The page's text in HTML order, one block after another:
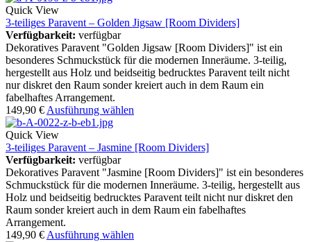
Quick View
3-teiliges Paravent – Golden Jigsaw [Room Dividers]
Verfügbarkeit: verfügbar
Dekoratives Paravent "Golden Jigsaw [Room Dividers]" ist ein
besonderes Schmuckstück für die modernen Inneräume. 3-teilig,
hergestellt aus Holz und beidseitig bedrucktes Paravent teilt nicht
nur diskret den Raum sonder kreiert auch in dem Raum ein
fabelhaftes Arrangement.
149,90 € Ausführung wählen
Quick View
3-teiliges Paravent – Jasmine [Room Dividers]
Verfügbarkeit: verfügbar
Dekoratives Paravent "Jasmine [Room Dividers]" ist ein besonderes
Schmuckstück für die modernen Inneräume. 3-teilig, hergestellt aus
Holz und beidseitig bedrucktes Paravent teilt nicht nur diskret den
Raum sonder kreiert auch in dem Raum ein fabelhaftes
Arrangement.
149,90 € Ausführung wählen